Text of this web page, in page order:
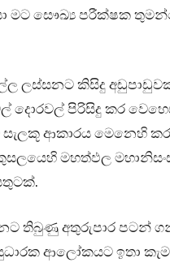
මට සෞඛ්‍ය පරීක්ෂක
ලස්සනට කිසිදු
දොරවල් පිරිසිදු කර
සැලකූ ආකාරය මෙනෙහි
මහත්ඵල
තිබුණු අතුරුපාර පටන්
ආලෝකයට ඉතා